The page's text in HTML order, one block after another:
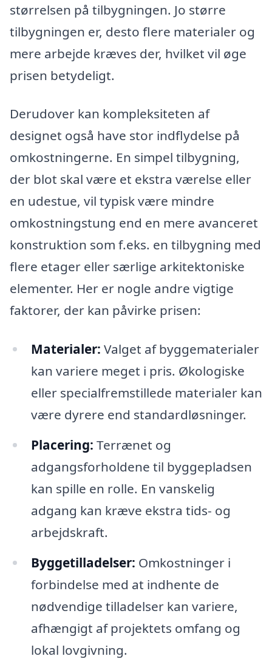
størrelsen på tilbygningen. Jo større
tilbygningen er, desto flere materialer og
mere arbejde kræves der, hvilket vil øge
prisen betydeligt.
Derudover kan kompleksiteten af
designet også have stor indflydelse på
omkostningerne. En simpel tilbygning,
der blot skal være et ekstra værelse eller
en udestue, vil typisk være mindre
omkostningstung end en mere avanceret
konstruktion som f.eks. en tilbygning med
flere etager eller særlige arkitektoniske
elementer. Her er nogle andre vigtige
faktorer, der kan påvirke prisen:
Materialer: Valget af byggematerialer
kan variere meget i pris. Økologiske
eller specialfremstillede materialer kan
være dyrere end standardløsninger.
Placering: Terrænet og
adgangsforholdene til byggepladsen
kan spille en rolle. En vanskelig
adgang kan kræve ekstra tids- og
arbejdskraft.
Byggetilladelser: Omkostninger i
forbindelse med at indhente de
nødvendige tilladelser kan variere,
afhængigt af projektets omfang og
lokal lovgivning.